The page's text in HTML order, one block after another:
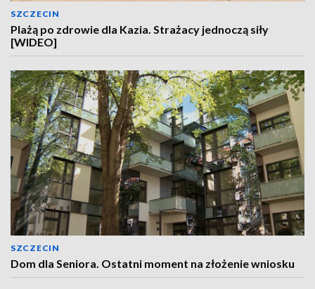
SZCZECIN
Plażą po zdrowie dla Kazia. Strażacy jednoczą siły
[WIDEO]
SZCZECIN
Dom dla Seniora. Ostatni moment na złożenie wniosku